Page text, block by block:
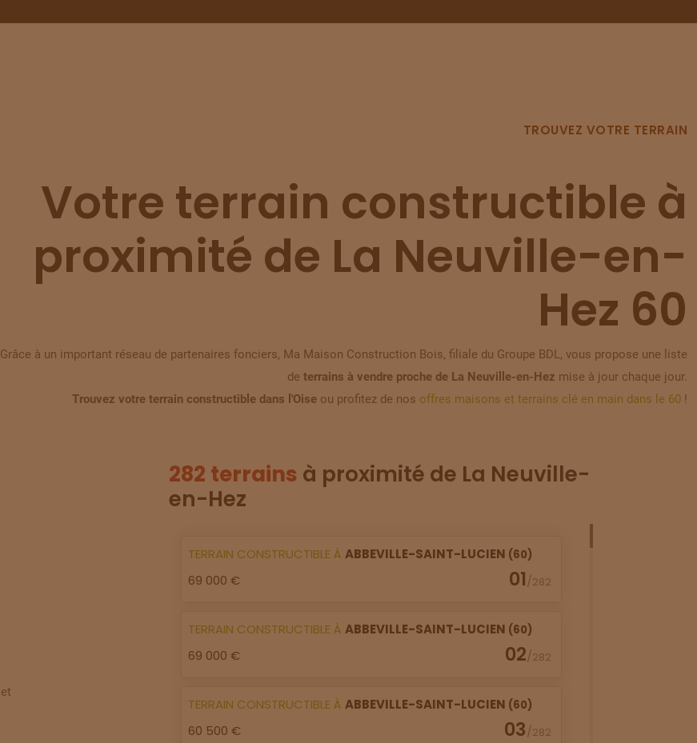
TROUVEZ VOTRE TERRAIN
Votre terrain constructible à
proximité de La Neuville-en-
Hez 60
Grâce à un important réseau de partenaires fonciers, Ma Maison Construction Bois, filiale du Groupe BDL, vous propose une liste
de terrains à vendre proche de La Neuville-en-Hez mise à jour chaque jour.
Trouvez votre terrain constructible dans l'Oise ou profitez de nos offres maisons et terrains clé en main dans le 60 !
et
282 terrains à proximité de La Neuville-
en-Hez
TERRAIN CONSTRUCTIBLE À ABBEVILLE-SAINT-LUCIEN (60)
69 000 € 01/282
TERRAIN CONSTRUCTIBLE À ABBEVILLE-SAINT-LUCIEN (60)
69 000 € 02/282
TERRAIN CONSTRUCTIBLE À ABBEVILLE-SAINT-LUCIEN (60)
60 500 € 03/282